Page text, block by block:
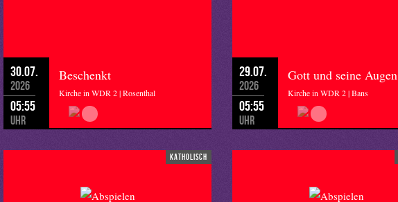
30.07.
2026
05:55
Uhr
Beschenkt
Kirche in WDR 2 | Rosenthal
29.07.
2026
05:55
Uhr
Gott und seine Augen
Kirche in WDR 2 | Bans
katholisch